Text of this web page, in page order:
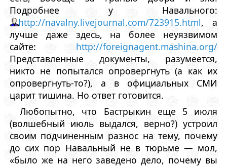
Подробнее у Навального:
http://navalny.livejournal.com/723915.html, а
лучше даже здесь, на более неуязвимом
сайте: http://foreignagent.mashina.org/
Представленные документы, разумеется,
никто не попытался опровергнуть (а как их
опровергнуть-то?), а в официальных СМИ
царит тишина. Но ответ готовится.
Любопытно, что Бастрыкин еще 5 июля
(волшебный июль выдался, верно?) устроил
своим подчиненным разнос на тему, почему
до сих пор Навальный не в тюрьме — мол,
«было же на него заведено дело, почему вы